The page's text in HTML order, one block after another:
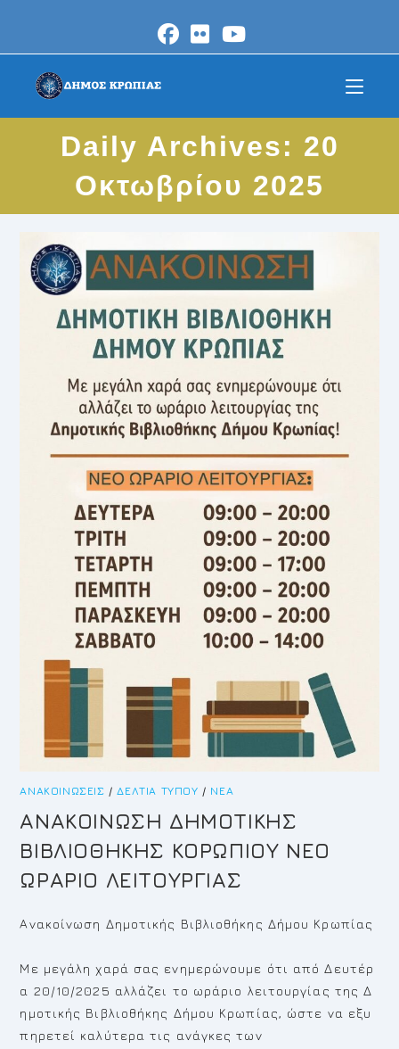
content
Daily Archives: 20
Οκτωβρίου 2025
ΑΝΑΚΟΙΝΏΣΕΙΣ /ΔΕΛΤΊΑ ΤΎΠΟΥ / ΝΈΑ
ΑΝΑΚΟΙΝΩΣΗ ΔΗΜΟΤΙΚΗΣ
ΒΙΒΛΙΟΘΗΚΗΣ ΚΟΡΩΠΙΟΥ ΝΕΟ
ΩΡΑΡΙΟ ΛΕΙΤΟΥΡΓΙΑΣ
Ανακοίνωση Δημοτικής Βιβλιοθήκης Δήμου Κρωπίας
Με μεγάλη χαρά σας ενημερώνουμε ότι από Δευτέρ
α 20/10/2025 αλλάζει το ωράριο λειτουργίας της Δ
ημοτικής Βιβλιοθήκης Δήμου Κρωπίας, ώστε να εξυ
πηρετεί καλύτερα τις ανάγκες των